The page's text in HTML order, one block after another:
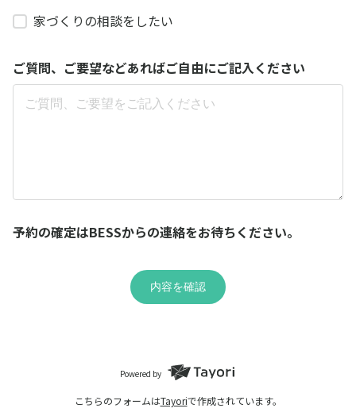
家づくりの相談をしたい
ご質問、ご要望などあればご自由にご記入ください
予約の確定はBESSからの連絡をお待ちください。
内容を確認
Powered by
こちらのフォームはTayoriで作成されています。